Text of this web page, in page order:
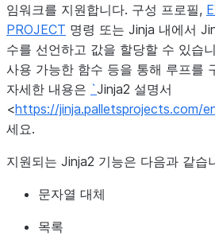
write_access:
FALSE
-
name : "IT"
write_access: TRUE
임워크를 지원합니다. 구성 프로필,
PROJECT 명령 또는 Jinja 내에서
수를 선언하고 값을 할당할 수 있습
사용 가능한 함수 등을 통해 루프를
자세한 내용은 `Jinja2 설명서
<https://jinja.palletsprojects.com/
세요.
지원되는 Jinja2 기능은 다음과 같습
문자열 대체
목록